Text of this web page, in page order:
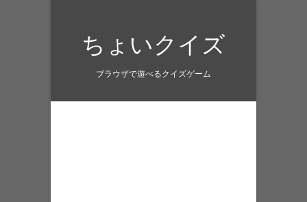
ちょいクイズ
ブラウザで遊べるクイズゲーム